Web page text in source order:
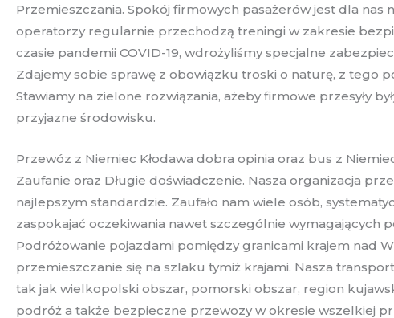
Przemieszczania. Spokój firmowych pasażerów jest dla nas
operatorzy regularnie przechodzą treningi w zakresie
czasie pandemii COVID-19, wdrożyliśmy specjalne
Zdajemy sobie sprawę z obowiązku troski o naturę, z tego
Stawiamy na zielone rozwiązania, ażeby firmowe przesyły
przyjazne środowisku.
Przewóz z Niemiec Kłodawa dobra opinia oraz bus z
Zaufanie oraz Długie doświadczenie. Nasza organizacja
najlepszym standardzie. Zaufało nam wiele osób,
zaspokajać oczekiwania nawet szczególnie wymagających
Podróżowanie pojazdami pomiędzy granicami krajem nad
przemieszczanie się na szlaku tymiż krajami. Nasza
tak jak wielkopolski obszar, pomorski obszar, region
podróż a także bezpieczne przewozy w okresie wszelkiej